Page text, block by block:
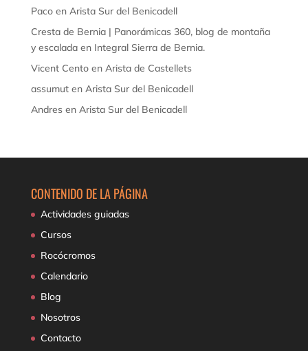
Pacoen Arista Sur del Benicadell
Cresta de Bernia | Panorámicas 360, blog de montaña
y escaladaen Integral Sierra de Bernia.
Vicent Centoen Arista de Castellets
assumuten Arista Sur del Benicadell
Andresen Arista Sur del Benicadell
CONTENIDO DE LA PÁGINA
Actividades guiadas
Cursos
Rocócromos
Calendario
Blog
Nosotros
Contacto